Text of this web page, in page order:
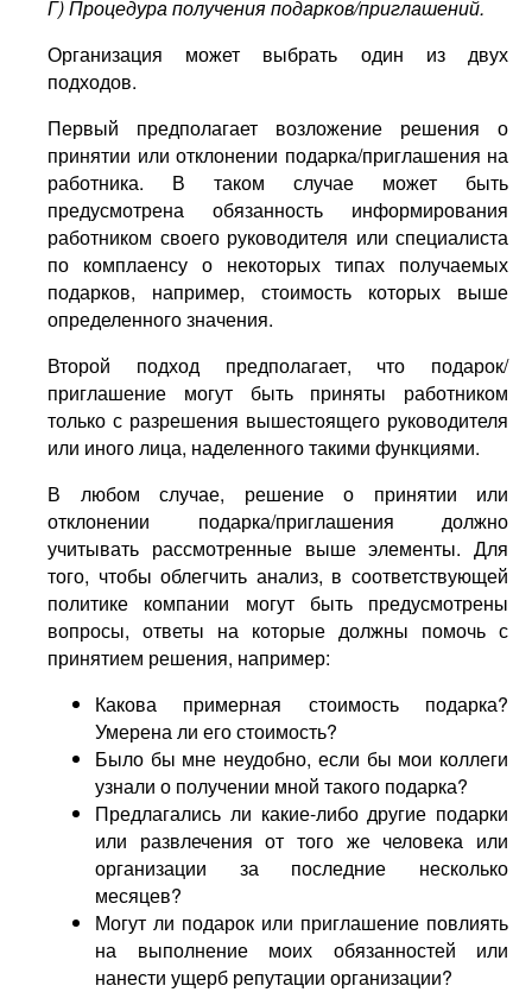
Г) Процедура получения подарков/приглашений.
Организация может выбрать один из двух
подходов.
Первый предполагает возложение решения о
принятии или отклонении подарка/приглашения на
работника. В таком случае может быть
предусмотрена обязанность информирования
работником своего руководителя или специалиста
по комплаенсу о некоторых типах получаемых
подарков, например, стоимость которых выше
определенного значения.
Второй подход предполагает, что подарок/
приглашение могут быть приняты работником
только с разрешения вышестоящего руководителя
или иного лица, наделенного такими функциями.
В любом случае, решение о принятии или
отклонении подарка/приглашения должно
учитывать рассмотренные выше элементы. Для
того, чтобы облегчить анализ, в соответствующей
политике компании могут быть предусмотрены
вопросы, ответы на которые должны помочь с
принятием решения, например:
Какова примерная стоимость подарка?
Умерена ли его стоимость?
Было бы мне неудобно, если бы мои коллеги
узнали о получении мной такого подарка?
Предлагались ли какие-либо другие подарки
или развлечения от того же человека или
организации за последние несколько
месяцев?
Могут ли подарок или приглашение повлиять
на выполнение моих обязанностей или
нанести ущерб репутации организации?